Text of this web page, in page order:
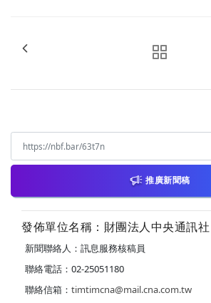
推廣新聞稿
發佈單位名稱：財團法人中央通訊社
新聞聯絡人：訊息服務核稿員
聯絡電話：02-25051180
聯絡信箱： timtimcna@mail.cna.com.tw